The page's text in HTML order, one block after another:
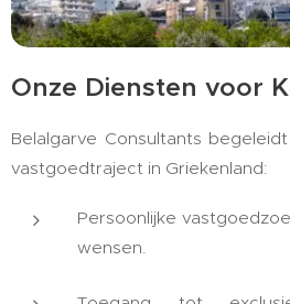
Onze Diensten voor
Belalgarve Consultants
vastgoedtraject in Griekenland:
Persoonlijke
wensen.